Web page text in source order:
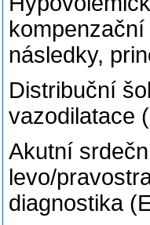
následky,
Distribuční
vazodilatace
Akutní
levo/
diagnostika